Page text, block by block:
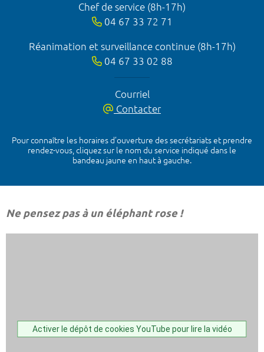
Chef de service (8h-17h)
04 67 33 72 71
Réanimation et surveillance continue (8h-17h)
04 67 33 02 88
Courriel
Contacter
Pour connaître les horaires d’ouverture des secrétariats et prendre
rendez-vous, cliquez sur le nom du service indiqué dans le
bandeau jaune en haut à gauche.
Ne pensez pas à un éléphant rose !
Activer le dépôt de cookies YouTube pour lire la vidéo